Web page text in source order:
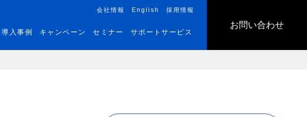
お問い合わせ
会社情報 English 採用情報
導入事例 キャンペーン セミナー サポートサービス